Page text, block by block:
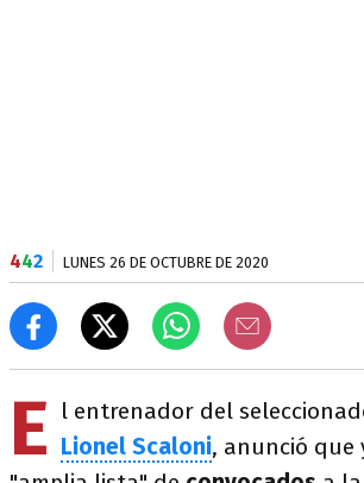
442 LUNES 26 DE OCTUBRE DE 2020
E
l entrenador del
Lionel Scaloni, anunció que